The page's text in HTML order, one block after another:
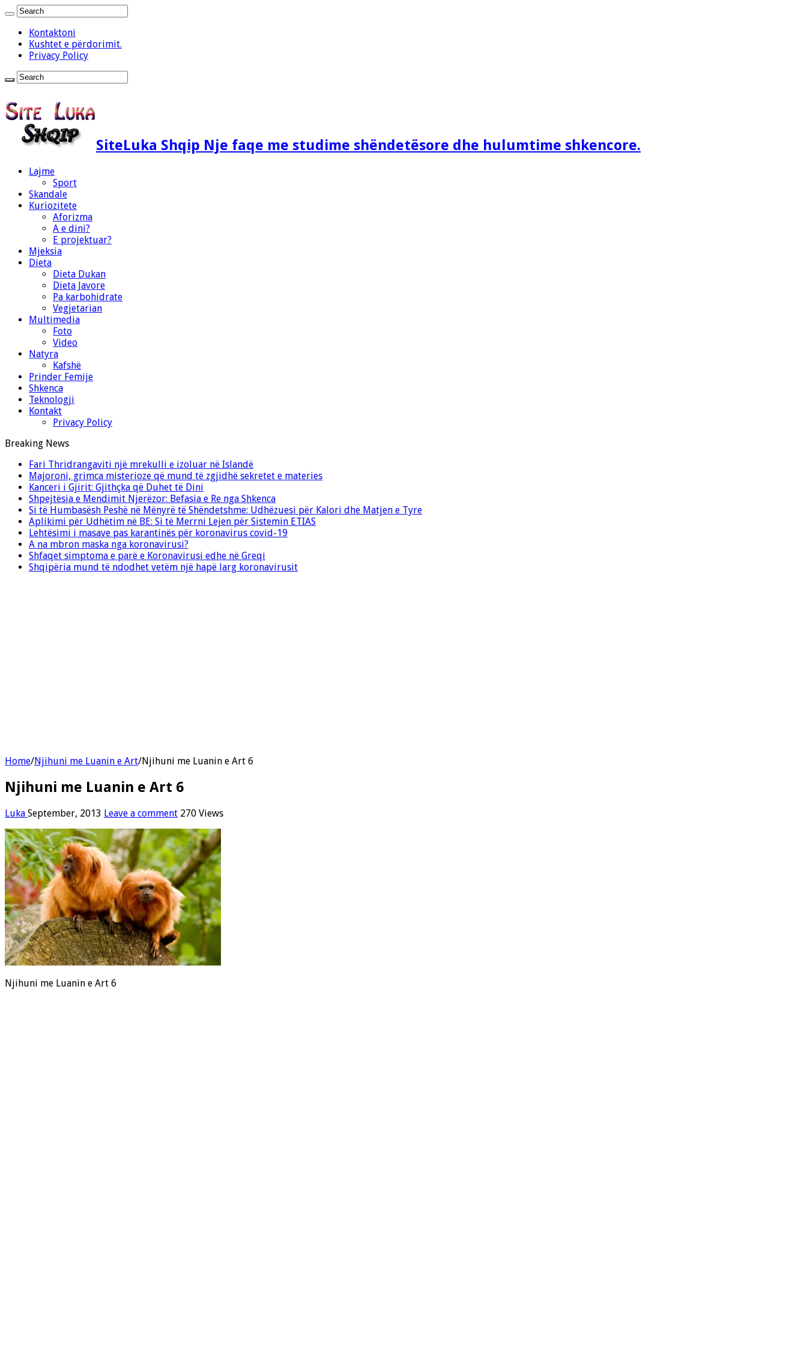
Kontaktoni
Kushtet e përdorimit.
Privacy Policy
SiteLuka Shqip Nje faqe me studime shëndetësore dhe hulumtime shkencore.
Lajme
Sport
Skandale
Kuriozitete
Aforizma
A e dini?
E projektuar?
Mjeksia
Dieta
Dieta Dukan
Dieta Javore
Pa karbohidrate
Vegjetarian
Multimedia
Foto
Video
Natyra
Kafshë
Prinder Femije
Shkenca
Teknologji
Kontakt
Privacy Policy
Breaking News
Fari Thridrangaviti një mrekulli e izoluar në Islandë
Majoroni, grimca misterioze që mund të zgjidhë sekretet e materies
Kanceri i Gjirit: Gjithçka që Duhet të Dini
Shpejtësia e Mendimit Njerëzor: Befasia e Re nga Shkenca
Si të Humbasësh Peshë në Mënyrë të Shëndetshme: Udhëzuesi për Kalori dhe Matjen e Tyre
Aplikimi për Udhëtim në BE: Si të Merrni Lejen për Sistemin ETIAS
Lehtësimi i masave pas karantinës për koronavirus covid-19
A na mbron maska nga koronavirusi?
Shfaqet simptoma e parë e Koronavirusi edhe në Greqi
Shqipëria mund të ndodhet vetëm një hapë larg koronavirusit
Home/Njihuni me Luanin e Art/Njihuni me Luanin e Art 6
Njihuni me Luanin e Art 6
Luka September, 2013 Leave a comment 270 Views
Njihuni me Luanin e Art 6